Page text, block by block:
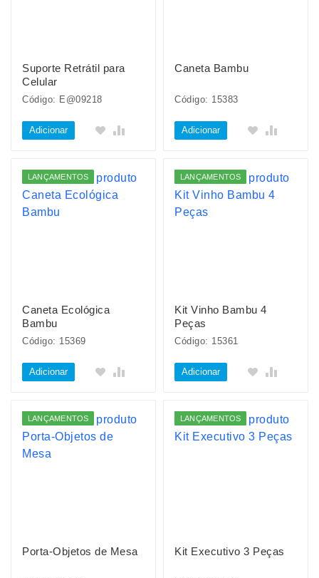
Suporte Retrátil para
Celular
Código: E@09218
Adicionar
Caneta Bambu
Código: 15383
Adicionar
LANÇAMENTOS
Caneta Ecológica
Bambu
Código: 15369
Adicionar
LANÇAMENTOS
Kit Vinho Bambu 4
Peças
Código: 15361
Adicionar
LANÇAMENTOS
Porta-Objetos de Mesa
LANÇAMENTOS
Kit Executivo 3 Peças